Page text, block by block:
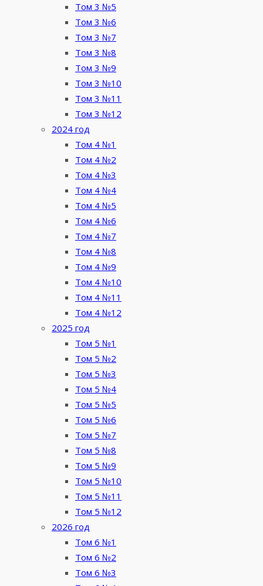
Том 3 №5
Том 3 №6
Том 3 №7
Том 3 №8
Том 3 №9
Том 3 №10
Том 3 №11
Том 3 №12
2024 год
Том 4 №1
Том 4 №2
Том 4 №3
Том 4 №4
Том 4 №5
Том 4 №6
Том 4 №7
Том 4 №8
Том 4 №9
Том 4 №10
Том 4 №11
Том 4 №12
2025 год
Том 5 №1
Том 5 №2
Том 5 №3
Том 5 №4
Том 5 №5
Том 5 №6
Том 5 №7
Том 5 №8
Том 5 №9
Том 5 №10
Том 5 №11
Том 5 №12
2026 год
Том 6 №1
Том 6 №2
Том 6 №3